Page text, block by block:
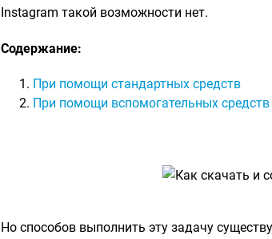
Instagram такой возможности нет.
Содержание:
При помощи стандартных средств
При помощи вспомогательных средств
Но способов выполнить эту задачу